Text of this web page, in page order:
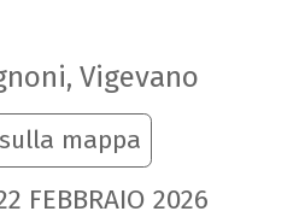
Vigevano
mappa
FEBBRAIO 2026